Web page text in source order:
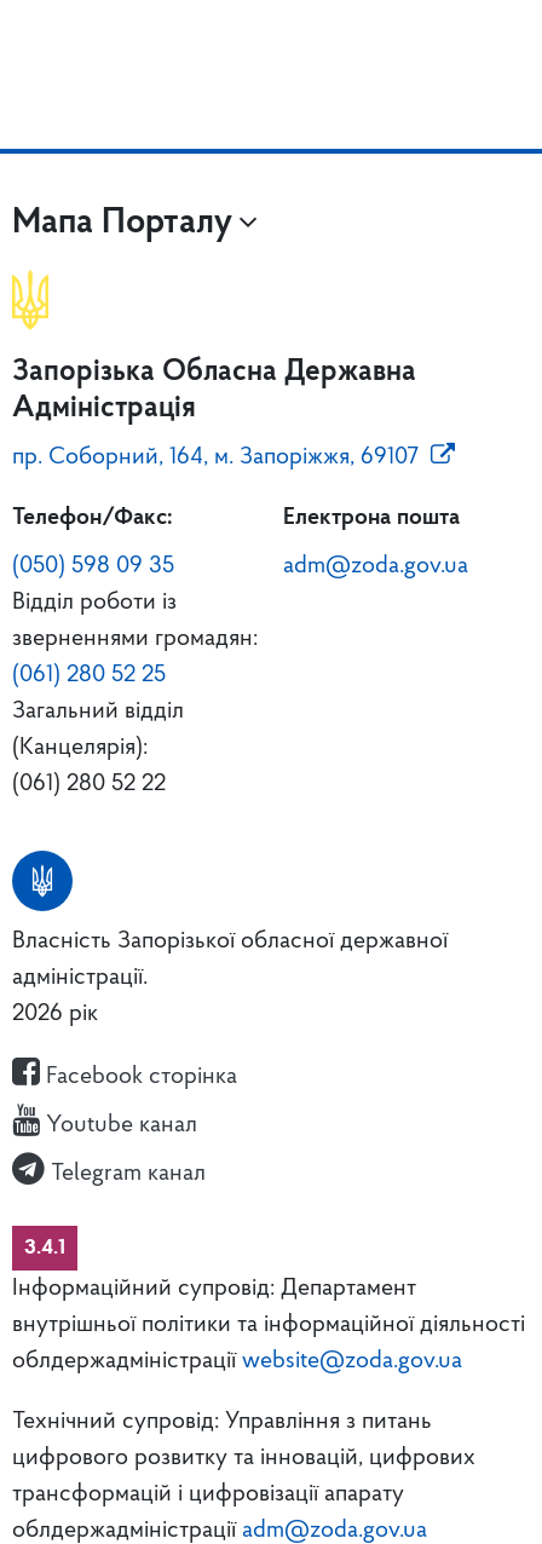
Мапа Порталу
Запорізька Обласна Державна
Адміністрація
пр. Соборний, 164, м. Запоріжжя, 69107
Телефон/Факс:
(050) 598 09 35
Відділ роботи із
зверненнями громадян:
(061) 280 52 25
Загальний відділ
(Канцелярія):
(061) 280 52 22
Електрона пошта
adm@zoda.gov.ua
Власність Запорізької обласної державної
адміністрації.
2026 рік
Facebook сторінка
Youtube канал
Telegram канал
3.4.1
Інформаційний супровід: Департамент
внутрішньої політики та інформаційної діяльності
облдержадміністрації website@zoda.gov.ua
Технічний супровід: Управління з питань
цифрового розвитку та інновацій, цифрових
трансформацій і цифровізації апарату
облдержадміністрації adm@zoda.gov.ua